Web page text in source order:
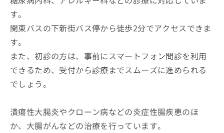
す。
関東バスの下新街バス停から徒歩2分でアクセスできま
す。
また、初診の方は、事前にスマートフォン問診を利用
できるため、受付から診療までスムーズに進められる
でしょう。
潰瘍性大腸炎やクローン病などの炎症性腸疾患のほ
か、大腸がんなどの治療を行っています。